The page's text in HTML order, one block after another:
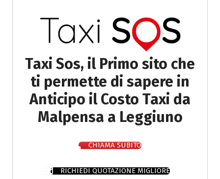
Taxi Sos, il Primo sito che
ti permette di sapere in
Anticipo il Costo Taxi da
Malpensa a Leggiuno
CHIAMA SUBITO
RICHIEDI QUOTAZIONE MIGLIORE